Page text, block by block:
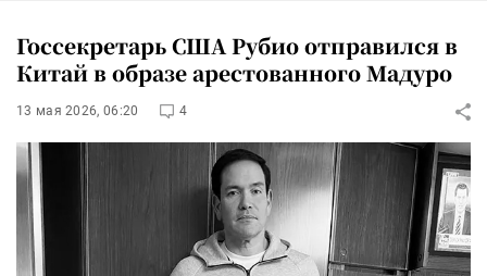
Госсекретарь США Рубио отправился в
Китай в образе арестованного Мадуро
13 мая 2026, 06:20 4